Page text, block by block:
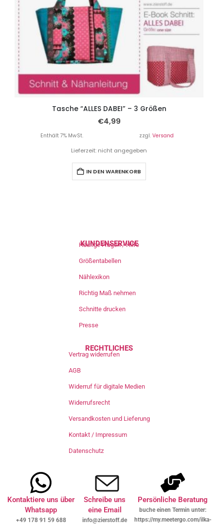
Tasche “ALLES DABEI” – 3 Größen
€4,99
Enthält 7% MwSt. zzgl. Versand
Lieferzeit: nicht angegeben
IN DEN WARENKORB
KUNDENSERVICE
Häufige Fragen / Hilfe
Größentabellen
Nählexikon
Richtig Maß nehmen
Schnitte drucken
Presse
RECHTLICHES
Vertrag widerrufen
AGB
Widerruf für digitale Medien
Widerrufsrecht
Versandkosten und Lieferung
Kontakt / Impressum
Datenschutz
Kontaktiere uns über
Whatsapp
+49 178 91 59 688
Schreibe uns
eine Email
info@zierstoff.de
Persönliche Beratung
buche einen Termin unter:
https://my.meetergo.com/ilka-